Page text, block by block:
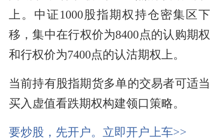
上。中证1000股指期权持仓密集区下
移，集中在行权价为8400点的认购期权
和行权价为7400点的认沽期权上。
当前持有股指期货多单的交易者可适当
买入虚值看跌期权构建领口策略。
要炒股，先开户。立即开户上车>>